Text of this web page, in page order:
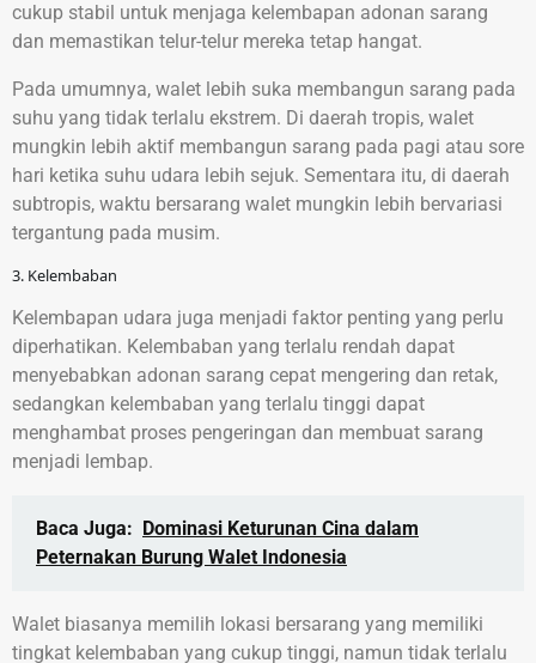
cukup stabil untuk menjaga kelembapan adonan sarang
dan memastikan telur-telur mereka tetap hangat.
Pada umumnya, walet lebih suka membangun sarang pada
suhu yang tidak terlalu ekstrem. Di daerah tropis, walet
mungkin lebih aktif membangun sarang pada pagi atau sore
hari ketika suhu udara lebih sejuk. Sementara itu, di daerah
subtropis, waktu bersarang walet mungkin lebih bervariasi
tergantung pada musim.
3. Kelembaban
Kelembapan udara juga menjadi faktor penting yang perlu
diperhatikan. Kelembaban yang terlalu rendah dapat
menyebabkan adonan sarang cepat mengering dan retak,
sedangkan kelembaban yang terlalu tinggi dapat
menghambat proses pengeringan dan membuat sarang
menjadi lembap.
Baca Juga:
Dominasi Keturunan Cina dalam
Peternakan Burung Walet Indonesia
Walet biasanya memilih lokasi bersarang yang memiliki
tingkat kelembaban yang cukup tinggi, namun tidak terlalu